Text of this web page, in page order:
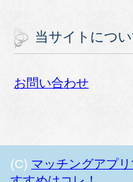
当サイトにつ
お問い合わせ
(C) マッチングアプ